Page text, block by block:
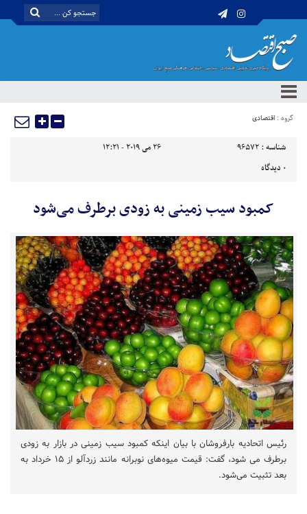
گروه : اقتصادی
شناسه : 96572
26 می 2019 - 12:21
0 دیدگاه
کمبود سیب زمینی به زودی برطرف می‌شود
رئیس اتحادیه بارفروشان با بیان اینکه کمبود سیب زمینی در بازار به زودی
برطرف می شود، گفت: قیمت میوه‌های نوبرانه مانند زردآلو از ۱۵ خرداد به
بعد تثبیت می‌شود.